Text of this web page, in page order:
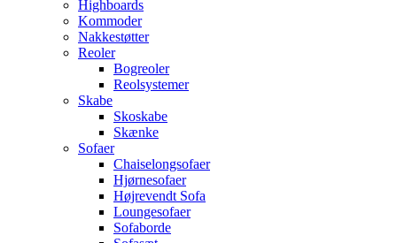
Highboards
Kommoder
Nakkestøtter
Reoler
Bogreoler
Reolsystemer
Skabe
Skoskabe
Skænke
Sofaer
Chaiselongsofaer
Hjørnesofaer
Højrevendt Sofa
Loungesofaer
Sofaborde